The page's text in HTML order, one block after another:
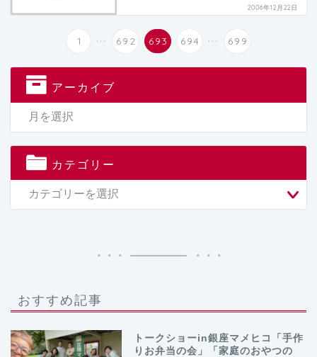
2006年12月22日
1 ... 692 693 694 ... 699
アーカイブ
カテゴリー
おすすめ記事
トークショーin銀座マメヒコ「手作
りお弁当の会」「家庭のおやつの